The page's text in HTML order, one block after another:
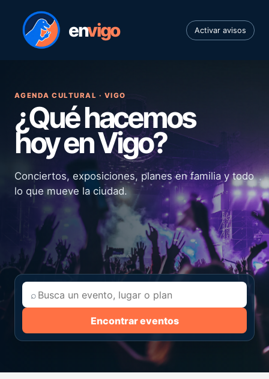
envigo Activar avisos
AGENDA CULTURAL · VIGO
¿Qué hacemos
hoy en Vigo?
Conciertos, exposiciones, planes en familia y todo
lo que mueve la ciudad.
⌕
Encontrar eventos